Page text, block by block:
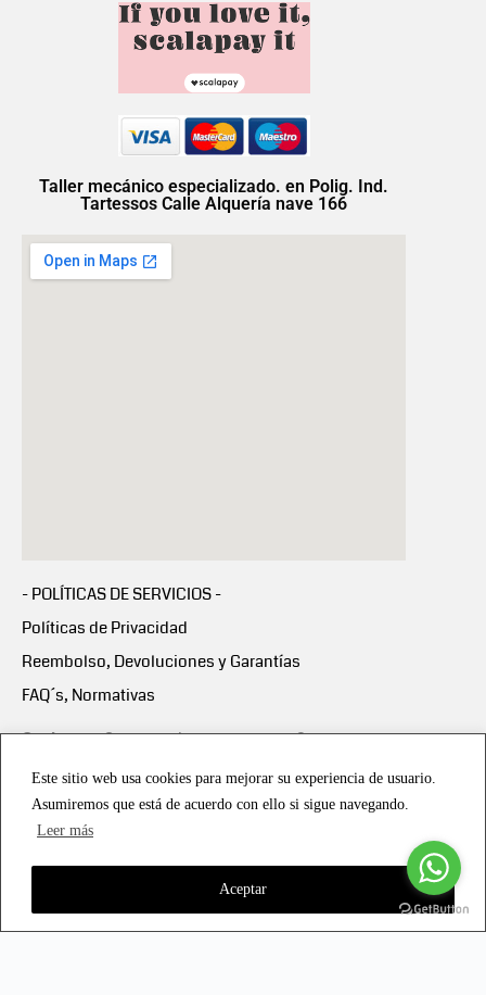
Este sitio web usa cookies para mejorar su experiencia de usuario.
Asumiremos que está de acuerdo con ello si sigue navegando.
Leer más
Aceptar
Taller mecánico especializado. en Polig. Ind.
Tartessos Calle Alquería nave 166
- POLÍTICAS DE SERVICIOS -
Políticas de Privacidad
Reembolso, Devoluciones y Garantías
FAQ´s, Normativas
Scalapay:Compra ahora y paga en 3 cuotas
Scalapay Política Privacidad
Copyright © 2021 all rights reserved - Vialmotor